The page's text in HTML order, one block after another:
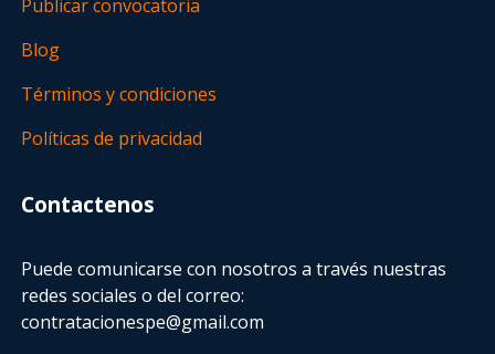
Publicar convocatoria
Blog
Términos y condiciones
Políticas de privacidad
Contactenos
Puede comunicarse con nosotros a través nuestras
redes sociales o del correo:
contratacionespe@gmail.com